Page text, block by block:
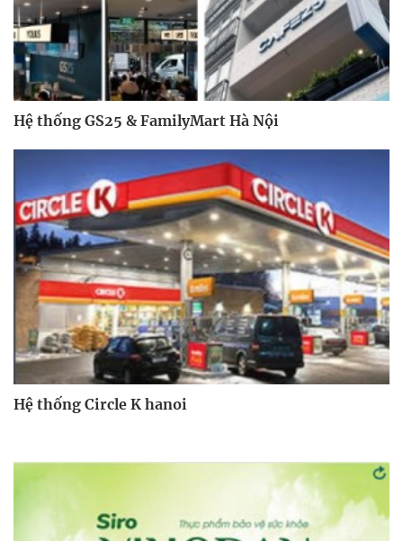
Hệ thống GS25 & FamilyMart Hà Nội
Hệ thống Circle K hanoi